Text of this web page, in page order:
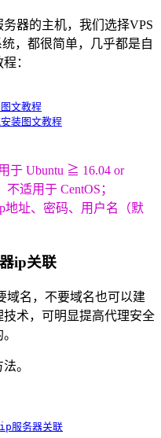
器的主机，我们选择VPS
，都很简单，几乎都是自
：
文教程
装图文教程
于 Ubuntu ≧ 16.04 or
适用于 CentOS；
地址、密码、用户名（默
ip关联
域名，不要域名也可以建
术，可明显提高代理安全
。
ip服务器关联